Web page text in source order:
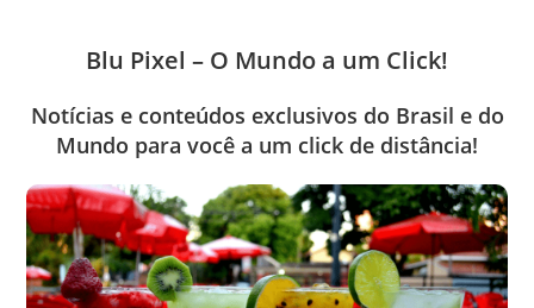
Blu Pixel – O Mundo a um Click!
Notícias e conteúdos exclusivos do Brasil e do
Mundo para você a um click de distância!